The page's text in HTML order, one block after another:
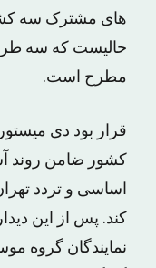
های مشترک سه
حالیست که سه طرح
مطرح است.
قرار بود دی
کشور ضامن روند
اساسی و تردد
کند. پس از این
نمایندگان گروه